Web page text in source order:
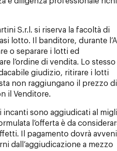
S.r.l. si riserva la facoltà di
lotto. Il banditore, durante
o separare i lotti ed
l’ordine di vendita. Lo stesso
giudizio, ritirare i lotti
non raggiungano il prezzo di
il Venditore.
sono aggiudicati al
l’offerta è da
Il pagamento dovrà
dall’aggiudicazione a mezzo